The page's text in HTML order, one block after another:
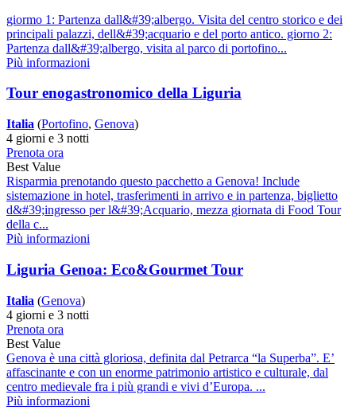
giormo 1: Partenza dall&#39;albergo. Visita del centro storico e dei
principali palazzi, dell&#39;acquario e del porto antico. giorno 2:
Partenza dall&#39;albergo, visita al parco di portofino...
Più informazioni
Tour enogastronomico della Liguria
Italia (Portofino, Genova)
4 giorni e 3 notti
Prenota ora
Best Value
Risparmia prenotando questo pacchetto a Genova! Include
sistemazione in hotel, trasferimenti in arrivo e in partenza, biglietto
d&#39;ingresso per l&#39;Acquario, mezza giornata di Food Tour
della c...
Più informazioni
Liguria Genoa: Eco&Gourmet Tour
Italia (Genova)
4 giorni e 3 notti
Prenota ora
Best Value
Genova è una città gloriosa, definita dal Petrarca “la Superba”. E’
affascinante e con un enorme patrimonio artistico e culturale, dal
centro medievale fra i più grandi e vivi d’Europa. ...
Più informazioni